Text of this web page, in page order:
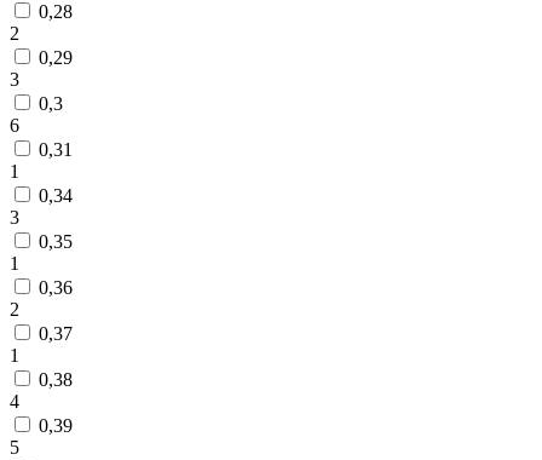
0,28
2
0,29
3
0,3
6
0,31
1
0,34
3
0,35
1
0,36
2
0,37
1
0,38
4
0,39
5